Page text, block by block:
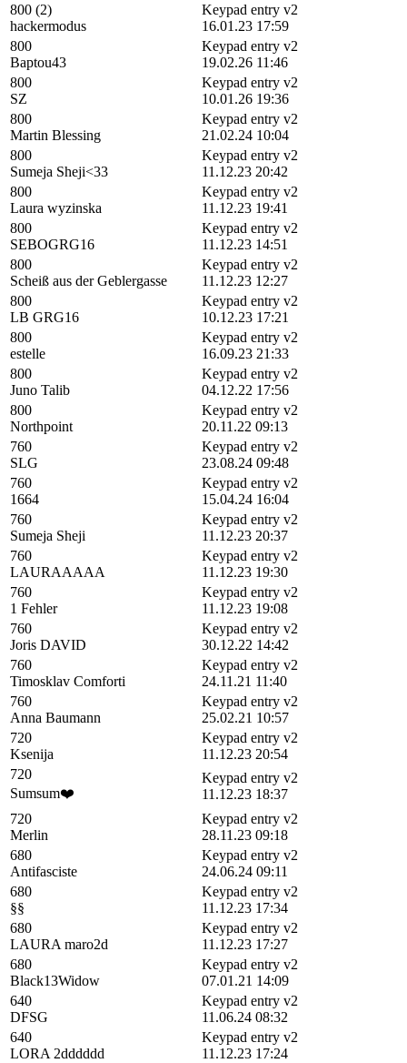
800 (2)
hackermodus
Keypad entry v2
16.01.23 17:59
800
Baptou43
Keypad entry v2
19.02.26 11:46
800
SZ
Keypad entry v2
10.01.26 19:36
800
Martin Blessing
Keypad entry v2
21.02.24 10:04
800
Sumeja Sheji<33
Keypad entry v2
11.12.23 20:42
800
Laura wyzinska
Keypad entry v2
11.12.23 19:41
800
SEBOGRG16
Keypad entry v2
11.12.23 14:51
800
Scheiß aus der Geblergasse
Keypad entry v2
11.12.23 12:27
800
LB GRG16
Keypad entry v2
10.12.23 17:21
800
estelle
Keypad entry v2
16.09.23 21:33
800
Juno Talib
Keypad entry v2
04.12.22 17:56
800
Northpoint
Keypad entry v2
20.11.22 09:13
760
SLG
Keypad entry v2
23.08.24 09:48
760
1664
Keypad entry v2
15.04.24 16:04
760
Sumeja Sheji
Keypad entry v2
11.12.23 20:37
760
LAURAAAAA
Keypad entry v2
11.12.23 19:30
760
1 Fehler
Keypad entry v2
11.12.23 19:08
760
Joris DAVID
Keypad entry v2
30.12.22 14:42
760
Timosklav Comforti
Keypad entry v2
24.11.21 11:40
760
Anna Baumann
Keypad entry v2
25.02.21 10:57
720
Ksenija
Keypad entry v2
11.12.23 20:54
720
Sumsum❤️
Keypad entry v2
11.12.23 18:37
720
Merlin
Keypad entry v2
28.11.23 09:18
680
Antifasciste
Keypad entry v2
24.06.24 09:11
680
§§
Keypad entry v2
11.12.23 17:34
680
LAURA maro2d
Keypad entry v2
11.12.23 17:27
680
Black13Widow
Keypad entry v2
07.01.21 14:09
640
DFSG
Keypad entry v2
11.06.24 08:32
640
LORA 2dddddd
Keypad entry v2
11.12.23 17:24